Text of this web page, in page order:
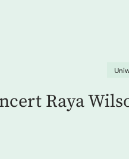
Raya